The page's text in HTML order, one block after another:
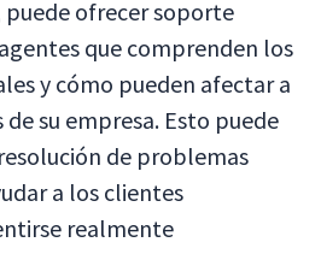
puede ofrecer soporte
que comprenden los
y cómo pueden afectar a
su empresa. Esto puede
de problemas
a los clientes
realmente